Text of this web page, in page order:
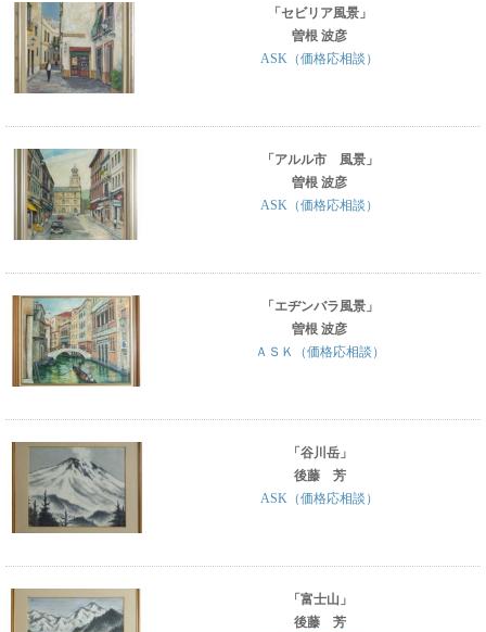
「セビリア風景」
曽根 波彦
ASK（価格応相談）
「アルル市 風景」
曽根 波彦
ASK（価格応相談）
「エヂンバラ風景」
曽根 波彦
ＡＳＫ（価格応相談）
「谷川岳」
後藤 芳
ASK（価格応相談）
「富士山」
後藤 芳